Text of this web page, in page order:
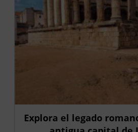
Explora el legado